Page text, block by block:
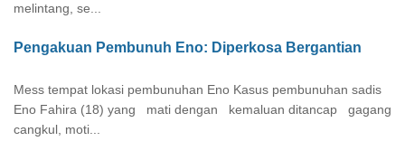
melintang, se...
Pengakuan Pembunuh Eno: Diperkosa Bergantian
Mess tempat lokasi pembunuhan Eno Kasus pembunuhan sadis
Eno Fahira (18) yang mati dengan kemaluan ditancap gagang
cangkul, moti...